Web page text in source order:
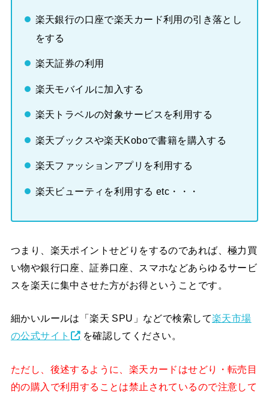
楽天銀行の口座で楽天カード利用の引き落とし
をする
楽天証券の利用
楽天モバイルに加入する
楽天トラベルの対象サービスを利用する
楽天ブックスや楽天Koboで書籍を購入する
楽天ファッションアプリを利用する
楽天ビューティを利用する etc・・・
つまり、楽天ポイントせどりをするのであれば、極力買
い物や銀行口座、証券口座、スマホなどあらゆるサービ
スを楽天に集中させた方がお得ということです。
細かいルールは「楽天 SPU」などで検索して楽天市場
の公式サイト
を確認してください。
ただし、後述するように、楽天カードはせどり・転売目
的の購入で利用することは禁止されているので注意して